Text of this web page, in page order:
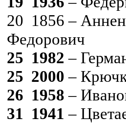
20 1856 –
Федорович
25 1982 –
25 2000 –
26 1958 –
31 1941 –